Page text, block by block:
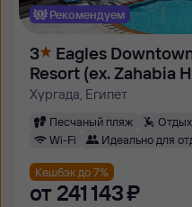
Рекомендуем
3
Eagles
Resort (ex. Zahabia
Zahabia Village)
Хургада, Египет
Песчаный пляж
Wi-Fi
Идеально для
Кешбэк до 7%
от 241 ⁠143 ⁠₽